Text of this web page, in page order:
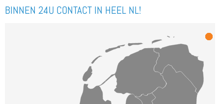
BINNEN 24U CONTACT IN HEEL NL!